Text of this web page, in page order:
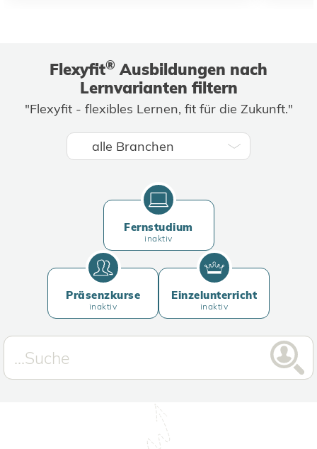
Flexyfit® Ausbildungen nach
Lernvarianten filtern
"Flexyfit - flexibles Lernen, fit für die Zukunft."
Fernstudium
inaktiv
Präsenzkurse
inaktiv
Einzelunterricht
inaktiv